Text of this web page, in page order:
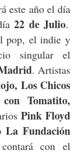
este año el día
22 de Julio.
pop, el indie y
singular el
. Artistas
Los Chicos
Tomatito,
Pink Floyd
La Fundación
con el